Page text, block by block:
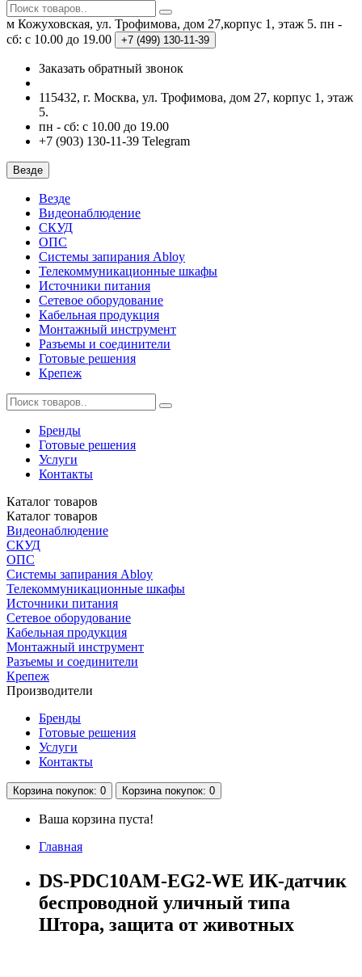
м Кожуховская, ул. Трофимова, дом 27,корпус 1, этаж 5. пн -
сб: с 10.00 до 19.00
+7 (499) 130-11-39
Заказать обратный звонок
115432, г. Москва, ул. Трофимова, дом 27, корпус 1, этаж
5.
пн - сб: с 10.00 до 19.00
+7 (903) 130-11-39 Telegram
Везде
Везде
Видеонаблюдение
СКУД
ОПС
Системы запирания Abloy
Телекоммуникационные шкафы
Источники питания
Сетевое оборудование
Кабельная продукция
Монтажный инструмент
Разъемы и соединители
Готовые решения
Крепеж
Бренды
Готовые решения
Услуги
Контакты
Каталог товаров
Каталог товаров
Видеонаблюдение
СКУД
ОПС
Системы запирания Abloy
Телекоммуникационные шкафы
Источники питания
Сетевое оборудование
Кабельная продукция
Монтажный инструмент
Разъемы и соединители
Крепеж
Производители
Бренды
Готовые решения
Услуги
Контакты
Корзинапокупок: 0 Корзинапокупок: 0
Ваша корзина пуста!
Главная
DS-PDC10AM-EG2-WE ИК-датчик
беспроводной уличный типа
Штора, защита от животных